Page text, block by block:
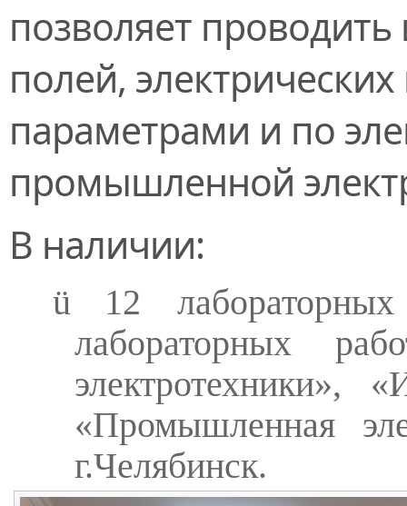
позволяет
полей,
параметрами и по
промышленной
В наличии:
ü
12
лабораторных
электротехники»,
«Промышленная
г.Челябинск.